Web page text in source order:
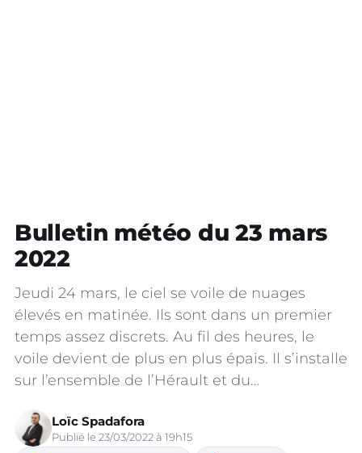
Bulletin météo du 23 mars
2022
Jeudi 24 mars, le ciel se voile de nuages
élevés en matinée. Ils sont dans un premier
temps assez discrets. Au fil des heures, le
voile devient de plus en plus épais. Il s’installe
sur l’ensemble de l’Hérault et du…
Loïc Spadafora
Publié le 23/03/2022 à 19h15